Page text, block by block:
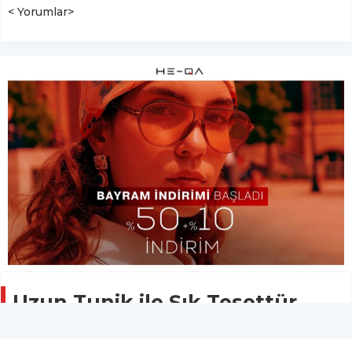
< Yorumlar>
Uzun Tunik ile Şık Tesettür